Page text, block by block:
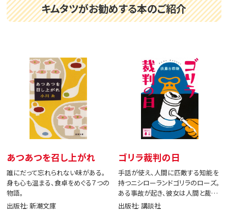
キムタツがお勧めする本のご紹介
あつあつを召し上がれ
誰にだって忘れられない味がある。
身も心も温まる、食卓をめぐる７つの
物語。
出版社: 新潮文庫
ゴリラ裁判の日
手話が使え、人間に匹敵する知能を
持つニシローランドゴリラのローズ。
ある事故が起き、彼女は人間と裁判
で闘う。
出版社: 講談社